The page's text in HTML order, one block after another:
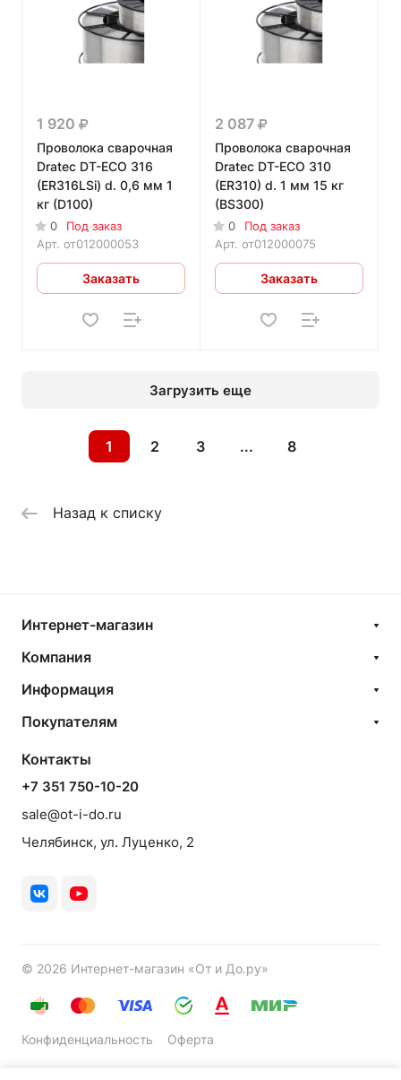
1 920
Проволока сварочная
Dratec DT-ECO 316
(ER316LSi) d. 0,6 мм 1
кг (D100)
0
Под заказ
Арт. от012000053
Заказать
2 087
Проволока сварочная
Dratec DT-ECO 310
(ER310) d. 1 мм 15 кг
(BS300)
0
Под заказ
Арт. от012000075
Заказать
Загрузить еще
1 2 3 ... 8
Назад к списку
Интернет-магазин
Компания
Информация
Покупателям
Контакты
+7 351 750-10-20
sale@ot-i-do.ru
Челябинск, ул. Луценко, 2
© 2026 Интернет-магазин «От и До.ру»
Конфиденциальность Оферта